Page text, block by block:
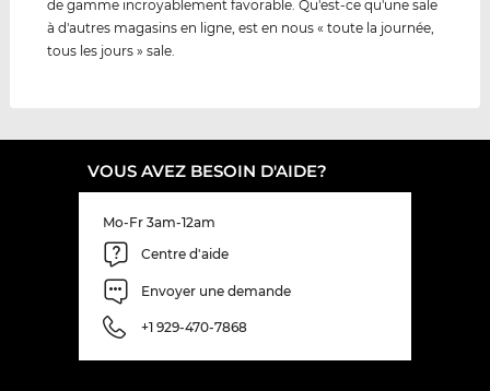
de gamme incroyablement favorable. Qu'est-ce qu'une sale
à d'autres magasins en ligne, est en nous « toute la journée,
tous les jours » sale.
VOUS AVEZ BESOIN D'AIDE?
Mo-Fr 3am-12am
Centre d'aide
Envoyer une demande
+1 929-470-7868